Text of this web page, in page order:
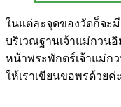
ในแต่ละจุดของวัดก็จะมี
บริเวณฐานเจ้าแม่กวนอิ
หน้าพระพักตร์เจ้าแม่ก
ให้เราเขียนขอพรด้วยค่ะ